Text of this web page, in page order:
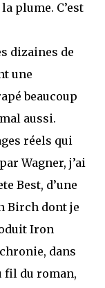
plume. C’est
dizaines de
une
beaucoup
aussi.
réels qui
Wagner, j’ai
Best, d’une
Birch dont je
Iron
dans
fil du roman,